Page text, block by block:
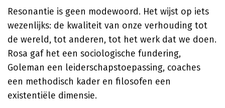
Resonantie is geen modewoord. Het wijst op iets
wezenlijks: de kwaliteit van onze verhouding tot
de wereld, tot anderen, tot het werk dat we doen.
Rosa gaf het een sociologische fundering,
Goleman een leiderschapstoepassing, coaches
een methodisch kader en filosofen een
existentiële dimensie.